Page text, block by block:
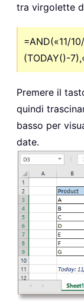
tra virgolette
=AND(«11/
(TODAY()-
Premere il
quindi
basso per
date.